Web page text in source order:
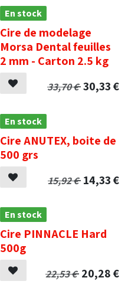
En stock
Cire de modelage
Morsa Dental feuilles
2 mm - Carton 2.5 kg
33,70€ 30,33€
En stock
Cire ANUTEX, boite de
500 grs
15,92€ 14,33€
En stock
Cire PINNACLE Hard
500g
22,53€ 20,28€